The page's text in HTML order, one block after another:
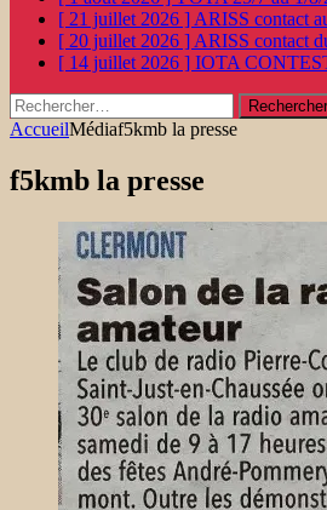
[ 21 juillet 2026 ] ARISS contact
[ 20 juillet 2026 ] ARISS contact
[ 14 juillet 2026 ] IOTA
Rechercher :
AccueilMédiaf5kmb la presse
f5kmb la presse